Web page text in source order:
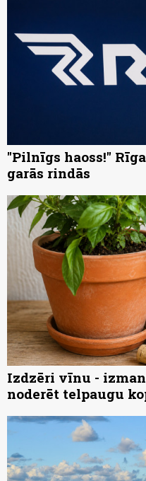
"Pilnīgs haoss!"
garās rindās
Izdzēri vīnu -
noderēt telpaugu